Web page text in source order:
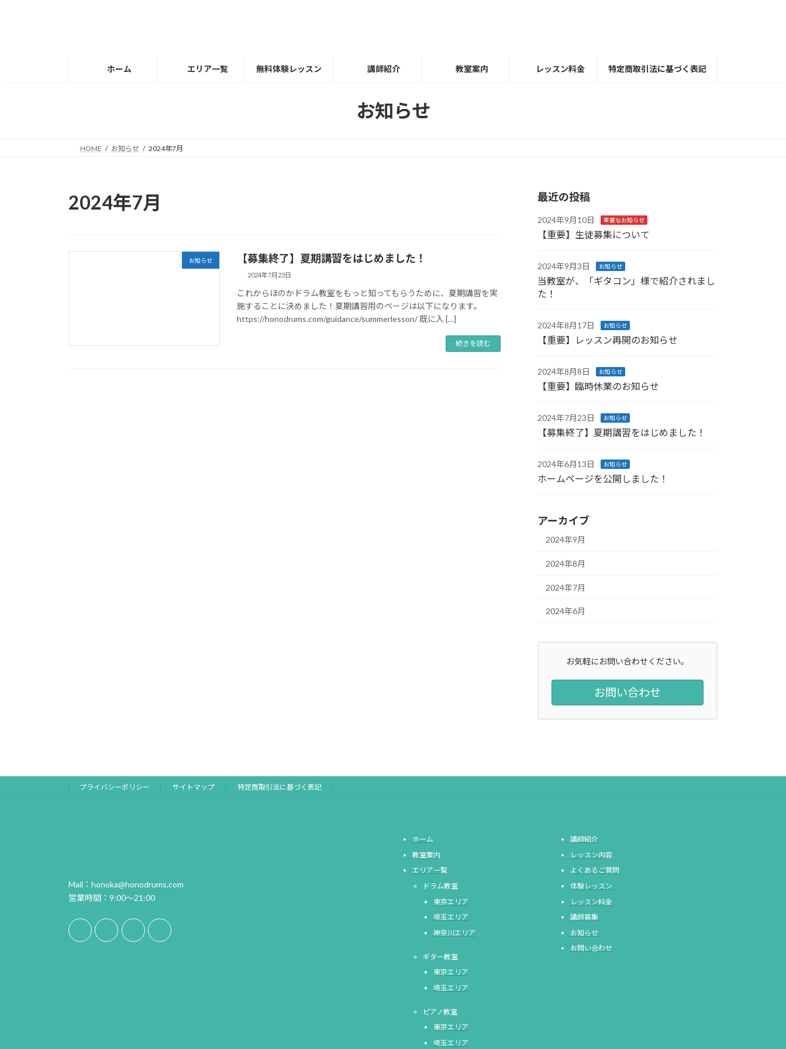
ホーム エリア一覧 無料体験レッスン 講師紹介 教室案内 レッスン料金 特定商取引法に基づく表記
お知らせ
HOME お知らせ 2024年7月
2024年7月
お知らせ 【募集終了】夏期講習をはじめました！
2024年7月23日
これからほのかドラム教室をもっと知ってもらうために、夏期講習を実
施することに決めました！夏期講習用のページは以下になります。
https://honodrums.com/guidance/summerlesson/ 既に入 […]
続きを読む
最近の投稿
2024年9月10日 重要なお知らせ
【重要】生徒募集について
2024年9月3日 お知らせ
当教室が、「ギタコン」様で紹介されまし
た！
2024年8月17日 お知らせ
【重要】レッスン再開のお知らせ
2024年8月8日 お知らせ
【重要】臨時休業のお知らせ
2024年7月23日 お知らせ
【募集終了】夏期講習をはじめました！
2024年6月13日 お知らせ
ホームページを公開しました！
アーカイブ
2024年9月
2024年8月
2024年7月
2024年6月
お気軽にお問い合わせください。
お問い合わせ
プライバシーポリシー サイトマップ 特定商取引法に基づく表記
Mail：honoka@honodrums.com
営業時間：9:00～21:00
ホーム
教室案内
エリア一覧
ドラム教室
東京エリア
埼玉エリア
神奈川エリア
ギター教室
東京エリア
埼玉エリア
ピアノ教室
東京エリア
埼玉エリア
講師紹介
レッスン内容
よくあるご質問
体験レッスン
レッスン料金
講師募集
お知らせ
お問い合わせ